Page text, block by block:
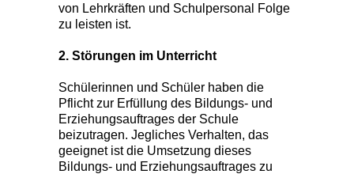
von Lehrkräften und Schulpersonal Folge
zu leisten ist.
2. Störungen im Unterricht
Schülerinnen und Schüler haben die
Pflicht zur Erfüllung des Bildungs- und
Erziehungsauftrages der Schule
beizutragen. Jegliches Verhalten, das
geeignet ist die Umsetzung dieses
Bildungs- und Erziehungsauftrages zu